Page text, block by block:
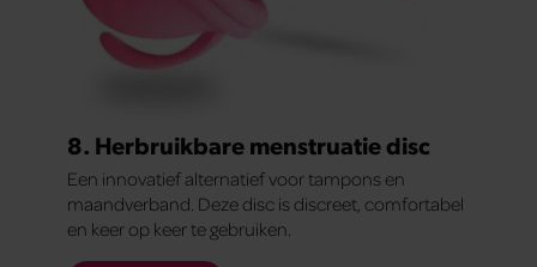
8. Herbruikbare menstruatie disc
Een innovatief alternatief voor tampons en
maandverband. Deze disc is discreet, comfortabel
en keer op keer te gebruiken.